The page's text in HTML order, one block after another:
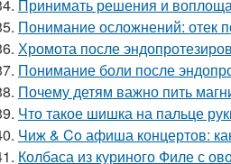
Принимать решения и
Понимание осложнений: отек
Хромота после
Понимание боли после
Почему детям важно пить
Что такое шишка на пальце
Чиж & Co афиша концертов:
Колбаса из куриного Филе с